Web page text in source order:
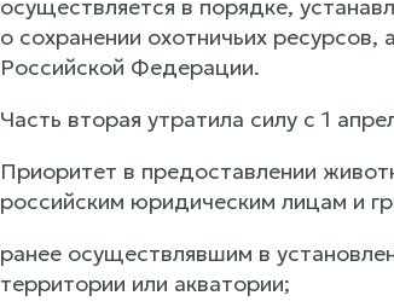
осуществляется в порядке,
о сохранении охотничьих
Российской Федерации.
Часть вторая утратила силу с 1
Приоритет в предоставлении
российским юридическим лицам и
ранее осуществлявшим в
территории или акватории;